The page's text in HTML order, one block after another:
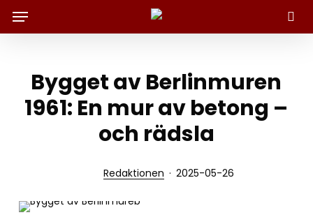
Sök
Menu
Bygget av Berlinmuren
1961: En mur av betong –
och rädsla
Redaktionen 2025-05-26